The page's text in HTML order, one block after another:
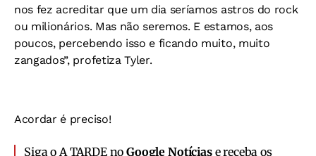
nos fez acreditar que um dia seríamos astros do rock
ou milionários. Mas não seremos. E estamos, aos
poucos, percebendo isso e ficando muito, muito
zangados”, profetiza Tyler.
Acordar é preciso!
Siga o A TARDE noGoogle Notíciase receba os